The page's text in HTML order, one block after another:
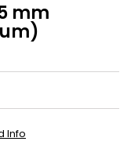
mm
Info